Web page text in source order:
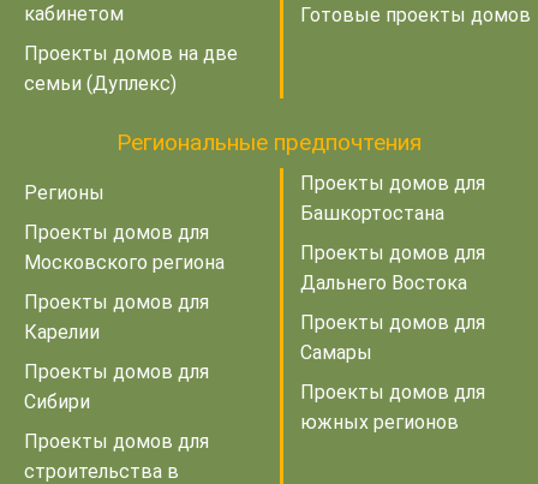
кабинетом
Проекты домов на две
семьи (Дуплекс)
Готовые проекты домов
Региональные предпочтения
Регионы
Проекты домов для
Московского региона
Проекты домов для
Карелии
Проекты домов для
Сибири
Проекты домов для
строительства в
Проекты домов для
Башкортостана
Проекты домов для
Дальнего Востока
Проекты домов для
Самары
Проекты домов для
южных регионов